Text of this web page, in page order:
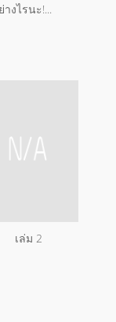
งไรนะ!...
เล่ม 2